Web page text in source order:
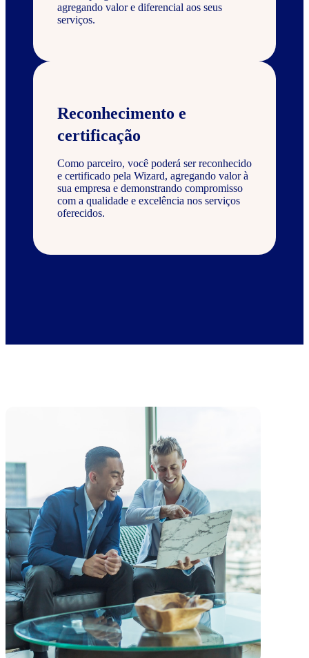
agregando valor e diferencial aos seus
serviços.
Reconhecimento e
certificação
Como parceiro, você poderá ser reconhecido
e certificado pela Wizard, agregando valor à
sua empresa e demonstrando compromisso
com a qualidade e excelência nos serviços
oferecidos.